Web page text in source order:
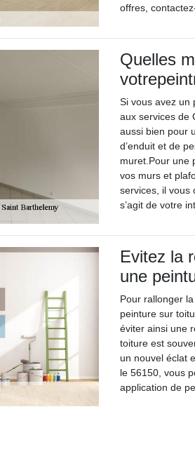
offres,
Quelles
Si vous avez un
aux services de
aussi bien pour
d’enduit et de
muret.Pour une
vos murs et
services, il vous
s’agit de votre
Evitez la
une
Pour rallonger
peinture sur
éviter ainsi une
toiture est
un nouvel éclat
le 56150, vous
application de